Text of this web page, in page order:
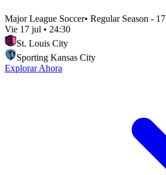
Major League Soccer• Regular Season - 17
Vie 17 jul • 24:30
St. Louis City
Sporting Kansas City
Explorar Ahora